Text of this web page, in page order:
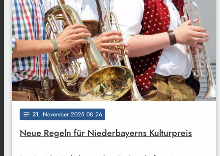
notes 21. November 2025 08:26
Neue Regeln für Niederbayerns Kulturpreis